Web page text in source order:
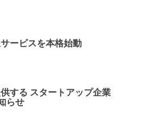
ービスを本格始動
する スタートアップ企業
らせ